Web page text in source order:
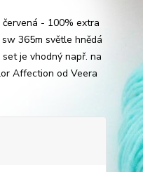
- 100% extra
365m světle hnědá
je vhodný např. na
Affection od Veera